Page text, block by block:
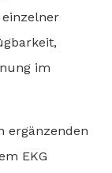
im
ergänzenden
EKG